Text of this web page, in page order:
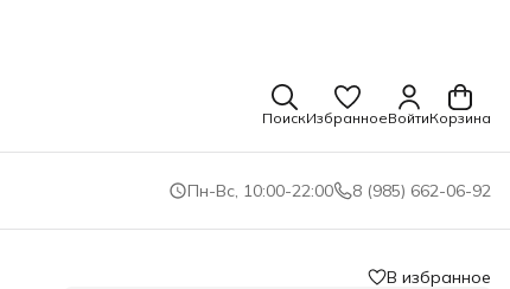
ПоискИзбранноеВойтиКорзина
Пн-Вс, 10:00-22:00 8 (985) 662-06-92
В избранное